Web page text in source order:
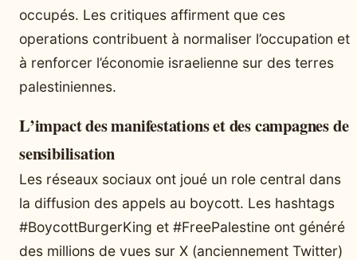
occupés. Les critiques affirment que ces
operations contribuent à normaliser l’occupation et
à renforcer l’économie israelienne sur des terres
palestiniennes.
L’impact des manifestations et des campagnes de
sensibilisation
Les réseaux sociaux ont joué un role central dans
la diffusion des appels au boycott. Les hashtags
#BoycottBurgerKing et #FreePalestine ont généré
des millions de vues sur X (anciennement Twitter)